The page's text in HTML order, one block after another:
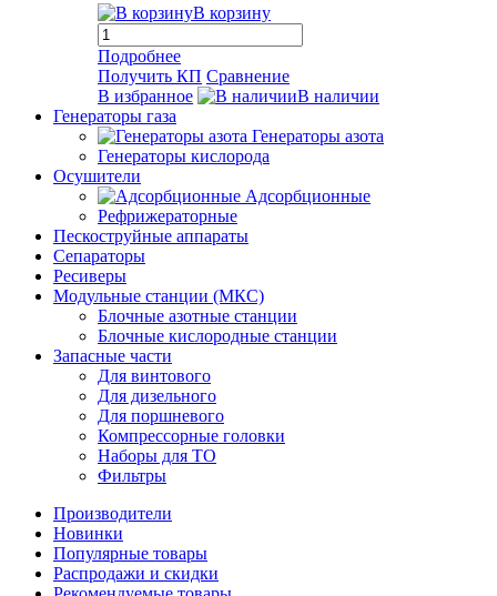
В корзину
Подробнее
Получить КП Сравнение
В избранное
В наличии
Генераторы газа
Генераторы азота
Генераторы кислорода
Осушители
Адсорбционные
Рефрижераторные
Пескоструйные аппараты
Сепараторы
Ресиверы
Модульные станции (МКС)
Блочные азотные станции
Блочные кислородные станции
Запасные части
Для винтового
Для дизельного
Для поршневого
Компрессорные головки
Наборы для ТО
Фильтры
Производители
Новинки
Популярные товары
Распродажи и скидки